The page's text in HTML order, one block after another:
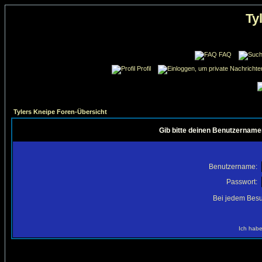
FAQ
Profil
Tylers Kneipe Foren-Übersicht
Gib bitte deinen
Benutzername:
Passwort:
Bei jedem
Ich